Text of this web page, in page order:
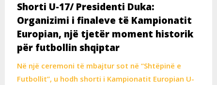
Shorti U-17/ Presidenti Duka:
Organizimi i finaleve të Kampionatit
Europian, një tjetër moment historik
për futbollin shqiptar
Në një ceremoni të mbajtur sot në “Shtëpinë e
Futbollit”, u hodh shorti i Kampionatit Europian U-